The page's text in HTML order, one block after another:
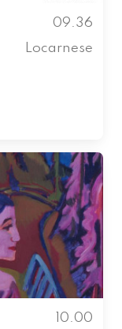
09.36
Locarnese
10.00